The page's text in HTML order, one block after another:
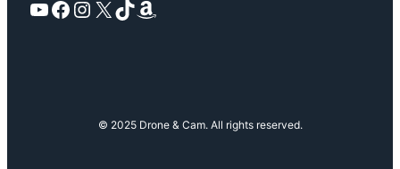
YouTube Facebook Instagram X TikTok Amazon
© 2025 Drone & Cam. All rights reserved.